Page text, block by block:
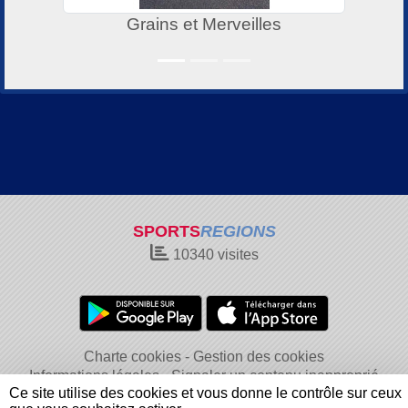
Grains et Merveilles
SPORTSREGIONS
10340visites
Charte cookies
Gestion des cookies
Informations légales
Signaler un contenu inapproprié
Ce site utilise des cookies et vous donne le contrôle sur ceux